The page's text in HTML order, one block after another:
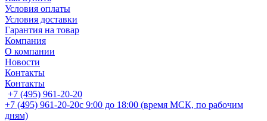
Условия оплаты
Условия доставки
Гарантия на товар
Компания
О компании
Новости
Контакты
Контакты
+7 (495) 961-20-20
+7 (495) 961-20-20с 9:00 до 18:00 (время МСК, по рабочим
дням)